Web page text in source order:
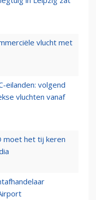
vlucht met
eilanden: volgend
vluchten vanaf
moet het tij keren